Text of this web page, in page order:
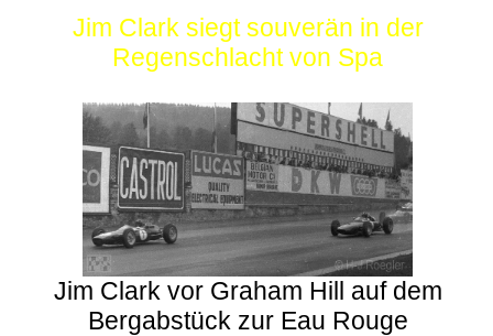
Jim Clark siegt souverän in der
Regenschlacht von Spa
Jim Clark vor Graham Hill auf dem
Bergabstück zur Eau Rouge